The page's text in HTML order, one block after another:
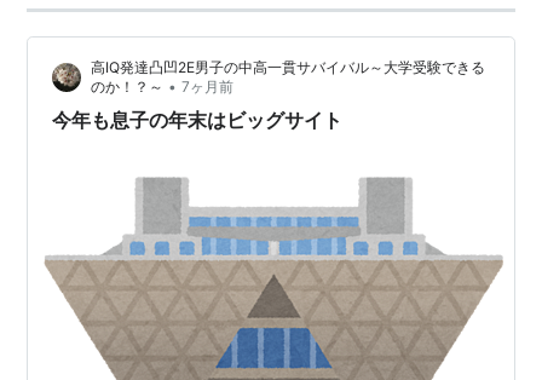
高IQ発達凸凹2E男子の中高一貫サバイバル～大学受験できる
のか！？～ • 7ヶ月前
今年も息子の年末はビッグサイト